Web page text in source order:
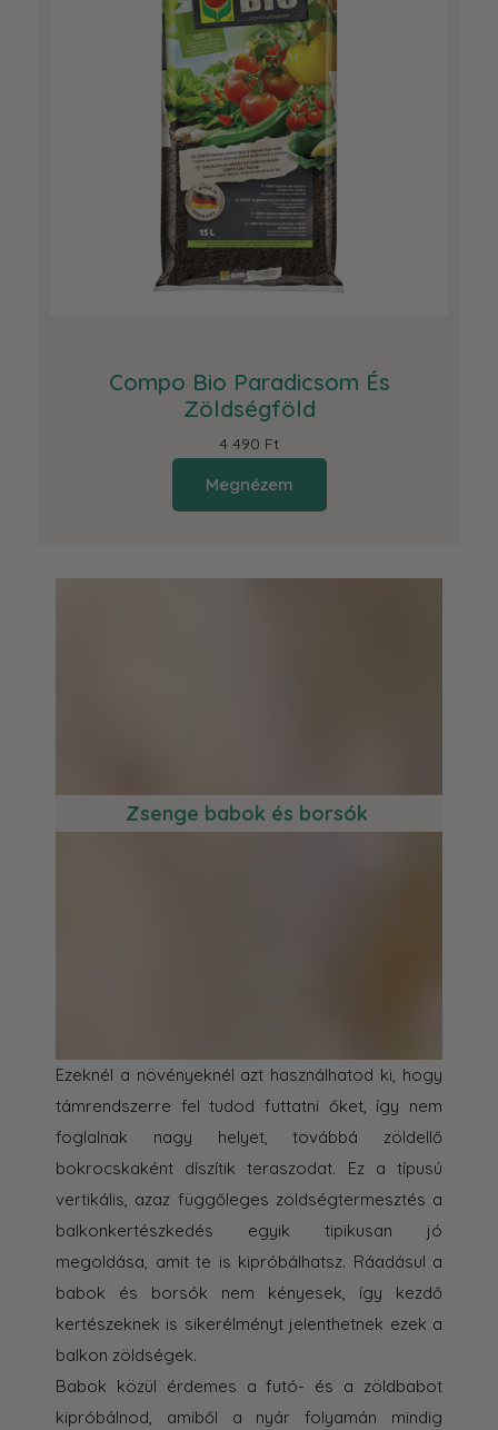
Compo Bio Paradicsom És
Zöldségföld
4 490 Ft
Megnézem
Zsenge babok és borsók
Ezeknél a növényeknél azt használhatod ki, hogy
támrendszerre fel tudod futtatni őket, így nem
foglalnak nagy helyet, továbbá zöldellő
bokrocskaként díszítik teraszodat. Ez a típusú
vertikális, azaz függőleges zöldségtermesztés a
balkonkertészkedés egyik tipikusan jó
megoldása, amit te is kipróbálhatsz. Ráadásul a
babok és borsók nem kényesek, így kezdő
kertészeknek is sikerélményt jelenthetnek ezek a
balkon zöldségek.
Babok közül érdemes a futó- és a zöldbabot
kipróbálnod, amiből a nyár folyamán mindig